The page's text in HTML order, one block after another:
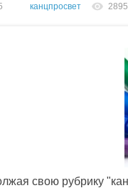
канцпросвет 2895
свою рубрику